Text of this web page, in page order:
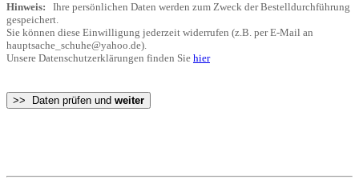
Hinweis: Ihre persönlichen Daten werden zum Zweck der Bestelldurchführung
gespeichert.
Sie können diese Einwilligung jederzeit widerrufen (z.B. per E-Mail an
hauptsache_schuhe@yahoo.de).
Unsere Datenschutzerklärungen finden Sie hier
>> Daten prüfen und weiter